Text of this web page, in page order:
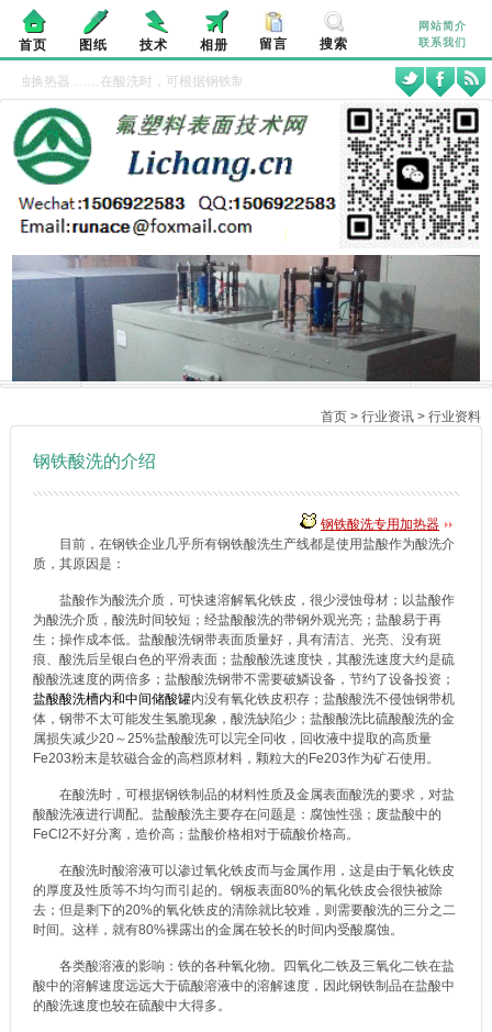
首页 图纸 技术 相册 留言 搜索
网站简介
联系我们
蚀换热器……在酸洗时，可根据钢铁制品的材料性质及金属表面酸洗的要求，对
首页 > 行业资讯 > 行业资料
钢铁酸洗的介绍
钢铁酸洗专用加热器
目前，在钢铁企业几乎所有钢铁酸洗生产线都是使用盐酸作为酸洗介
质，其原因是：
盐酸作为酸洗介质，可快速溶解氧化铁皮，很少浸蚀母材；以盐酸作
为酸洗介质，酸洗时间较短；经盐酸酸洗的带钢外观光亮；盐酸易于再
生；操作成本低。盐酸酸洗钢带表面质量好，具有清洁、光亮、没有斑
痕、酸洗后呈银白色的平滑表面；盐酸酸洗速度快，其酸洗速度大约是硫
酸酸洗速度的两倍多；盐酸酸洗钢带不需要破鱗设备，节约了设备投资；
盐酸酸洗槽内和中间储酸罐内没有氧化铁皮积存；盐酸酸洗不侵蚀钢带机
体，钢带不太可能发生氢脆现象，酸洗缺陷少；盐酸酸洗比硫酸酸洗的金
属损失减少20～25%盐酸酸洗可以完全冋收，回收液中提取的高质量
Fe203粉末是软磁合金的高档原材料，颗粒大的Fe203作为矿石使用。
在酸洗时，可根据钢铁制品的材料性质及金属表面酸洗的要求，对盐
酸酸洗液进行调配。盐酸酸洗主要存在问题是：腐蚀性强；废盐酸中的
FeCl2不好分离，造价高；盐酸价格相对于硫酸价格高。
在酸洗时酸溶液可以渗过氧化铁皮而与金属作用，这是由于氧化铁皮
的厚度及性质等不均匀而引起的。钢板表面80%的氧化铁皮会很快被除
去；但是剩下的20%的氧化铁皮的清除就比较难，则需要酸洗的三分之二
时间。这样，就有80%裸露出的金属在较长的时间内受酸腐蚀。
各类酸溶液的影响：铁的各种氧化物。四氧化二铁及三氧化二铁在盐
酸中的溶解速度远远大于硫酸溶液中的溶解速度，因此钢铁制品在盐酸中
的酸洗速度也较在硫酸中大得多。